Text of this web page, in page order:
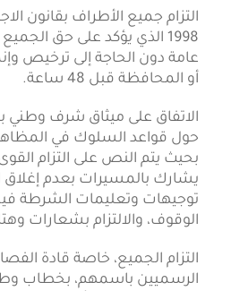
التزام جميع الأطراف بقانون
1998 الذي يؤكد على حق
عامة دون الحاجة إلى ترخيص
أو المحافظة قبل 48 ساعة.
الاتفاق على ميثاق شرف وطني
حول قواعد السلوك في
بحيث يتم النص على التزام
يشارك بالمسيرات بعدم إغلاق
توجيهات وتعليمات الشرطة
الوقوف، والالتزام بشعارات
التزام الجميع، خاصة قادة
الرسميين باسمهم، بخطاب